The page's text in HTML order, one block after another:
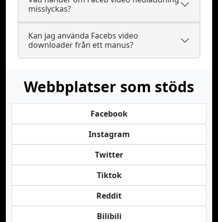
misslyckas?
Kan jag använda Facebs video
downloader från ett manus?
Webbplatser som stöds
Facebook
Instagram
Twitter
Tiktok
Reddit
Bilibili